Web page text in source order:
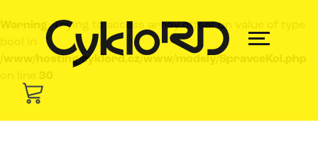
: Trying to access array offset on value of type
/www/hosting/cyklord.cz/www/modely/SpravceKol.php